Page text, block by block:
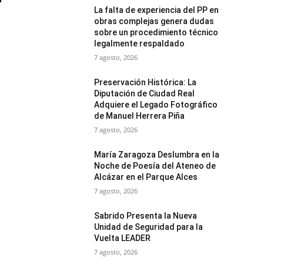
La falta de experiencia del PP en
obras complejas genera dudas
sobre un procedimiento técnico
legalmente respaldado
7 agosto, 2026
Preservación Histórica: La
Diputación de Ciudad Real
Adquiere el Legado Fotográfico
de Manuel Herrera Piña
7 agosto, 2026
María Zaragoza Deslumbra en la
Noche de Poesía del Ateneo de
Alcázar en el Parque Alces
7 agosto, 2026
Sabrido Presenta la Nueva
Unidad de Seguridad para la
Vuelta LEADER
7 agosto, 2026